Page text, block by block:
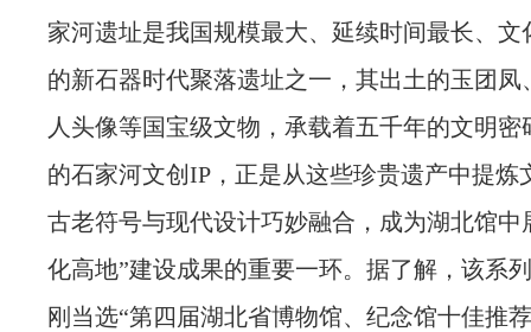
家河遗址是我国规模最大、延续时间最长、文
的新石器时代聚落遗址之一，其出土的玉团凤
人头像等国宝级文物，承载着五千年的文明密
的石家河文创IP，正是从这些珍贵遗产中提炼
古老符号与现代设计巧妙融合，成为湖北馆中
化高地”建设成果的重要一环。据了解，该系
刚当选“第四届湖北省博物馆、纪念馆十佳推